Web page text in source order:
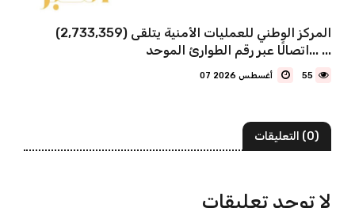
المركز الوطني للعمليات الأمنية يتلقى (2,733,359)
اتصالًا عبر رقم الطوارئ الموحد... ...
55
(0) التعليقات
لا توجد تعليقات